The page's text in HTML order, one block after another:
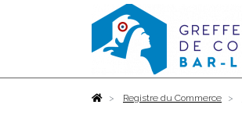
AccueilRegistre du Commerce